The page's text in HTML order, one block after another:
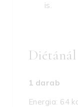
is.
1 darab
Energia: 64